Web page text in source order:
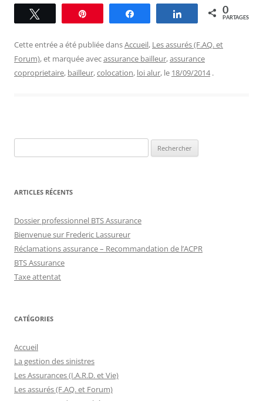
Partagez 0
PARTAGES
Cette entrée a été publiée dansAccueil, Les assurés (F.AQ. et
Forum), et marquée avecassurance bailleur,assurance
coproprietaire, bailleur,colocation, loi alur, le 18/09/2014 .
ARTICLES RÉCENTS
Dossier professionnel BTS Assurance
Bienvenue sur Frederic Lassureur
Réclamations assurance – Recommandation de l’ACPR
BTS Assurance
Taxe attentat
CATÉGORIES
Accueil
La gestion des sinistres
Les Assurances (I.A.R.D. et Vie)
Les assurés (F.AQ. et Forum)